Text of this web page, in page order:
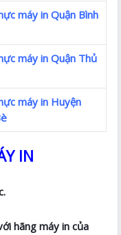
máy in Quận Bình
máy in Quận Thủ
máy in Huyện
IN
hãng máy in của